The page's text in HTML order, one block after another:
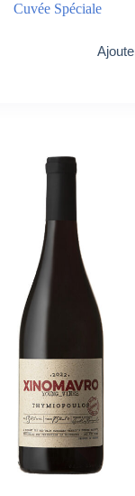
Cuvée Spéciale